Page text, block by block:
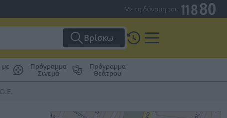
Με τη δύναμη του
Βρίσκω
με Πρόγραμμα
Σινεμά
Πρόγραμμα
Θεάτρου